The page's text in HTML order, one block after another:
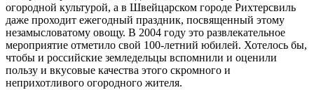
огородной культурой, а в Швейцарском городе Рихтерсвиль
даже проходит ежегодный праздник, посвященный этому
незамысловатому овощу. В 2004 году это развлекательное
мероприятие отметило свой 100-летний юбилей. Хотелось бы,
чтобы и российские земледельцы вспомнили и оценили
пользу и вкусовые качества этого скромного и
неприхотливого огородного жителя.